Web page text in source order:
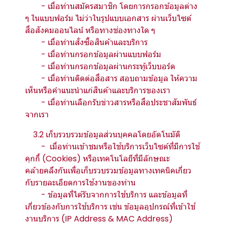
- เมื่อท่านสมัครสมาชิก โดยการกรอกข้อมูลต่าง
ๆ ในแบบฟอร์ม ไม่ว่าในรูปแบบเอกสาร ผ่านเว็บไซต์
สื่อสังคมออนไลน์ หรือทางช่องทางใด ๆ
- เมื่อท่านสั่งซื้อสินค้าและบริการ
- เมื่อท่านกรอกข้อมูลผ่านแบบฟอร์ม
- เมื่อท่านกรอกข้อมูลผ่านกระทู้เว็บบอร์ด
- เมื่อท่านติดต่อสื่อสาร สอบถามข้อมูล ให้ความ
เห็นหรือคำแนะนำแก่สินค้าและบริการของเรา
- เมื่อท่านเลือกรับข่าวสารหรือสื่อประชาสัมพันธ์
จากเรา
3.2 เก็บรวบรวมข้อมูลส่วนบุคคลโดยอัตโนมัติ
- เมื่อท่านเข้าชมหรือใช้บริการเว็บไซต์ที่มีการใช้
คุกกี้ (Cookies) หรือเทคโนโลยีที่มีลักษณะ
คล้ายคลึงกันเพื่อเก็บรวบรวมข้อมูลทางเทคนิคเกี่ยว
กับรายละเอียดการใช้งานของท่าน
- ข้อมูลที่ได้รับจากการใช้บริการ และข้อมูลที่
เกี่ยวข้องกับการใช้บริการ เช่น ข้อมูลอุปกรณ์ที่เข้าใช้
งานบริการ (IP Address & MAC Address)